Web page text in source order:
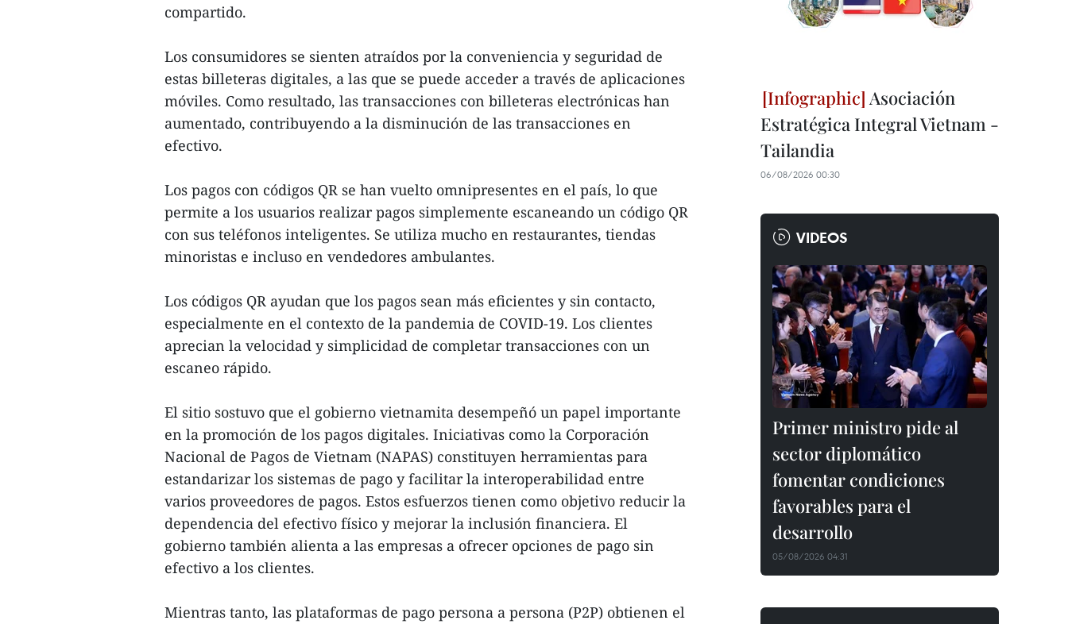
compartido.
Los consumidores se sienten atraídos por la conveniencia y seguridad de
estas billeteras digitales, a las que se puede acceder a través de aplicaciones
móviles. Como resultado, las transacciones con billeteras electrónicas han
aumentado, contribuyendo a la disminución de las transacciones en
efectivo.
Los pagos con códigos QR se han vuelto omnipresentes en el país, lo que
permite a los usuarios realizar pagos simplemente escaneando un código QR
con sus teléfonos inteligentes. Se utiliza mucho en restaurantes, tiendas
minoristas e incluso en vendedores ambulantes.
Los códigos QR ayudan que los pagos sean más eficientes y sin contacto,
especialmente en el contexto de la pandemia de COVID-19. Los clientes
aprecian la velocidad y simplicidad de completar transacciones con un
escaneo rápido.
El sitio sostuvo que el gobierno vietnamita desempeñó un papel importante
en la promoción de los pagos digitales. Iniciativas como la Corporación
Nacional de Pagos de Vietnam (NAPAS) constituyen herramientas para
estandarizar los sistemas de pago y facilitar la interoperabilidad entre
varios proveedores de pagos. Estos esfuerzos tienen como objetivo reducir la
dependencia del efectivo físico y mejorar la inclusión financiera. El
gobierno también alienta a las empresas a ofrecer opciones de pago sin
efectivo a los clientes.
Mientras tanto, las plataformas de pago persona a persona (P2P) obtienen el
Asociación
Estratégica Integral Vietnam -
Tailandia
06/08/2026 00:30
VIDEOS
Primer ministro pide al
sector diplomático
fomentar condiciones
favorables para el
desarrollo
05/08/2026 04:31